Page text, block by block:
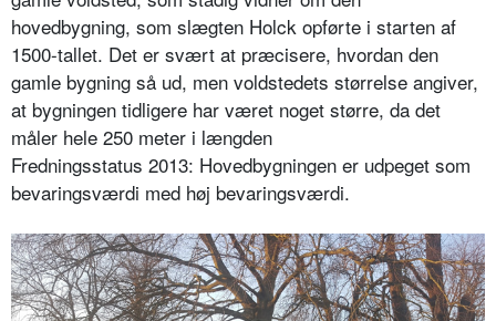
hovedbygning, som slægten Holck opførte i starten af
1500-tallet. Det er svært at præcisere, hvordan den
gamle bygning så ud, men voldstedets størrelse angiver,
at bygningen tidligere har været noget større, da det
måler hele 250 meter i længden
Fredningsstatus 2013: Hovedbygningen er udpeget som
bevaringsværdi med høj bevaringsværdi.